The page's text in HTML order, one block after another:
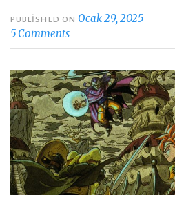
PUBLISHED ON Ocak 29, 2025
5 Comments